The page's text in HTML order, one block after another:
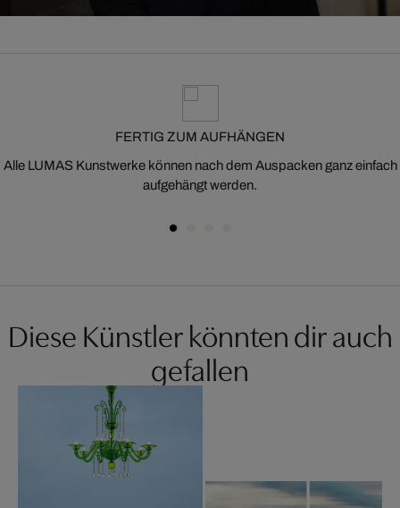
FERTIG ZUM AUFHÄNGEN
Alle LUMAS Kunstwerke können nach dem Auspacken ganz einfach
aufgehängt werden.
Diese Künstler könnten dir auch
gefallen